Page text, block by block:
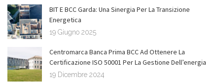
BIT E BCC Garda: Una Sinergia Per La Transizione
Energetica
19 Giugno 2025
Centromarca Banca Prima BCC Ad Ottenere La
Certificazione ISO 50001 Per La Gestione Dell’energia
19 Dicembre 2024